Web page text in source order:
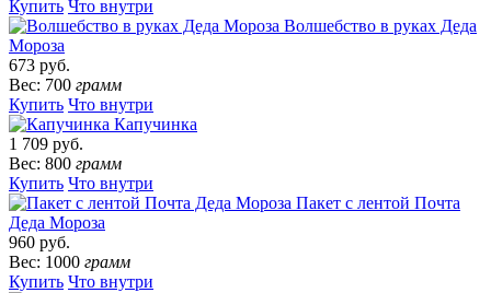
Купить Что внутри
Волшебство в руках Деда
Мороза
673 руб.
Вес: 700 грамм
Купить Что внутри
Капучинка
1 709 руб.
Вес: 800 грамм
Купить Что внутри
Пакет с лентой Почта
Деда Мороза
960 руб.
Вес: 1000 грамм
Купить Что внутри